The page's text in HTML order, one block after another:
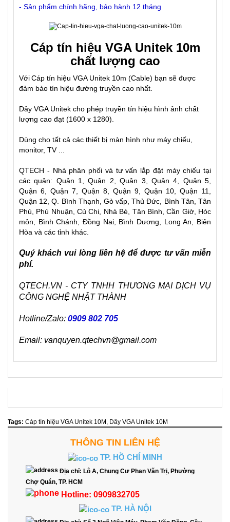
- Sản phẩm chính hãng, bảo hành 12 tháng
Cáp tín hiệu VGA Unitek 10m
chất lượng cao
VớiCáp tín hiệu VGA Unitek 10m (Cable) bạn sẽ được
đảm bảo tín hiệu đường truyền cao nhất.
Dây VGA Unitek cho phép truyền tín hiệu hình ảnh chất
lượng cao đạt (1600 x 1280).
Dùng cho tất cả các thiết bị màn hình như máy chiếu,
monitor, TV ...
QTECH - Nhà phân phối và tư vấn lắp đặt máy chiếu tại
các quận: Quận 1, Quận 2, Quận 3, Quận 4, Quận 5,
Quận 6, Quận 7, Quận 8, Quận 9, Quận 10, Quận 11,
Quận 12, Q. Bình Thạnh, Gò vấp, Thủ Đức, Bình Tân, Tân
Phú, Phú Nhuận, Củ Chi, Nhà Bè, Tân Bình, Cần Giờ, Hóc
môn, Bình Chánh, Đồng Nai, Bình Dương, Long An, Biên
Hòa và các tỉnh khác.
Quý khách vui lòng liên hệ để được tư vấn miễn
phí.
QTECH.VN - CTY TNHH THƯƠNG MẠI DỊCH VỤ
CÔNG NGHỆ NHẬT THÀNH
Hotline/Zalo: 0909 802 705
Email: vanquyen.qtechvn@gmail.com
Tags: Cáp tín hiệu VGA Unitek 10M , Dây VGA Unitek 10M
THÔNG TIN LIÊN HỆ
TP. HỒ CHÍ MINH
Địa chỉ: Lô A, Chung Cư Phan Văn Trị, Phường
Chợ Quán, TP. HCM
Hotline: 0909832705
TP. HÀ NỘI